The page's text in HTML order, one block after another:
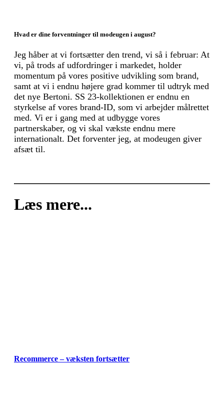
Hvad er dine forventninger til modeugen i august?
Jeg håber at vi fortsætter den trend, vi så i februar: At
vi, på trods af udfordringer i markedet, holder
momentum på vores positive udvikling som brand,
samt at vi i endnu højere grad kommer til udtryk med
det nye Bertoni. SS 23-kollektionen er endnu en
styrkelse af vores brand-ID, som vi arbejder målrettet
med. Vi er i gang med at udbygge vores
partnerskaber, og vi skal vækste endnu mere
internationalt. Det forventer jeg, at modeugen giver
afsæt til.
Læs mere...
Recommerce – væksten fortsætter